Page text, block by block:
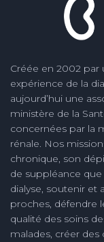
Créée en 2002
expérience de la
aujourd’hui une
ministère de la
concernées par la
rénale. Nos
chronique, son
de suppléance
dialyse, soutenir et
proches, défendre
qualité des soins
malades, créer